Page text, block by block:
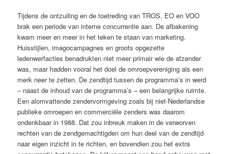
Tijdens de ontzuiling en de toetreding van TROS, EO en VOO
brak een periode van interne concurrentie aan. De afbakening
kwam meer en meer in het teken te staan van marketing.
Huisstijlen, imagocampagnes en groots opgezette
ledenwerfacties benadrukten niet meer primair wie de afzender
was, maar hadden vooral het doel de omroepvereniging als een
merk neer te zetten. De zendtijd tussen de programma’s in werd
– naast de inhoud van de programma’s – een belangrijke ruimte.
Een alomvattende zendervormgeving zoals bij niet-Nederlandse
publieke omroepen en commerciële zenders was daarom
ondenkbaar in 1988. Dat zou inbreuk maken in de verworven
rechten van de zendgemachtigden om hun deel van de zendtijd
naar eigen inzicht in te richten, en bovendien zou het extra